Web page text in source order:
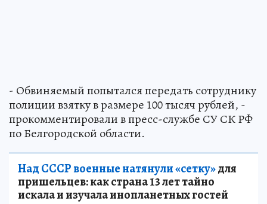
- Обвиняемый попытался передать сотруднику
полиции взятку в размере 100 тысяч рублей, -
прокомментировали в пресс-службе СУ СК РФ
по Белгородской области.
Над СССР военные натянули «сетку»для
пришельцев: как страна 13 лет тайно
искала и изучала инопланетных гостей